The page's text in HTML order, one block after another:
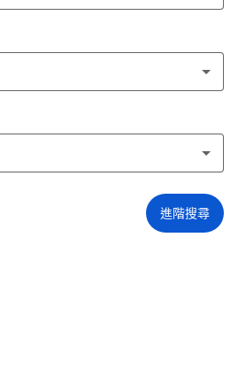
進階搜尋